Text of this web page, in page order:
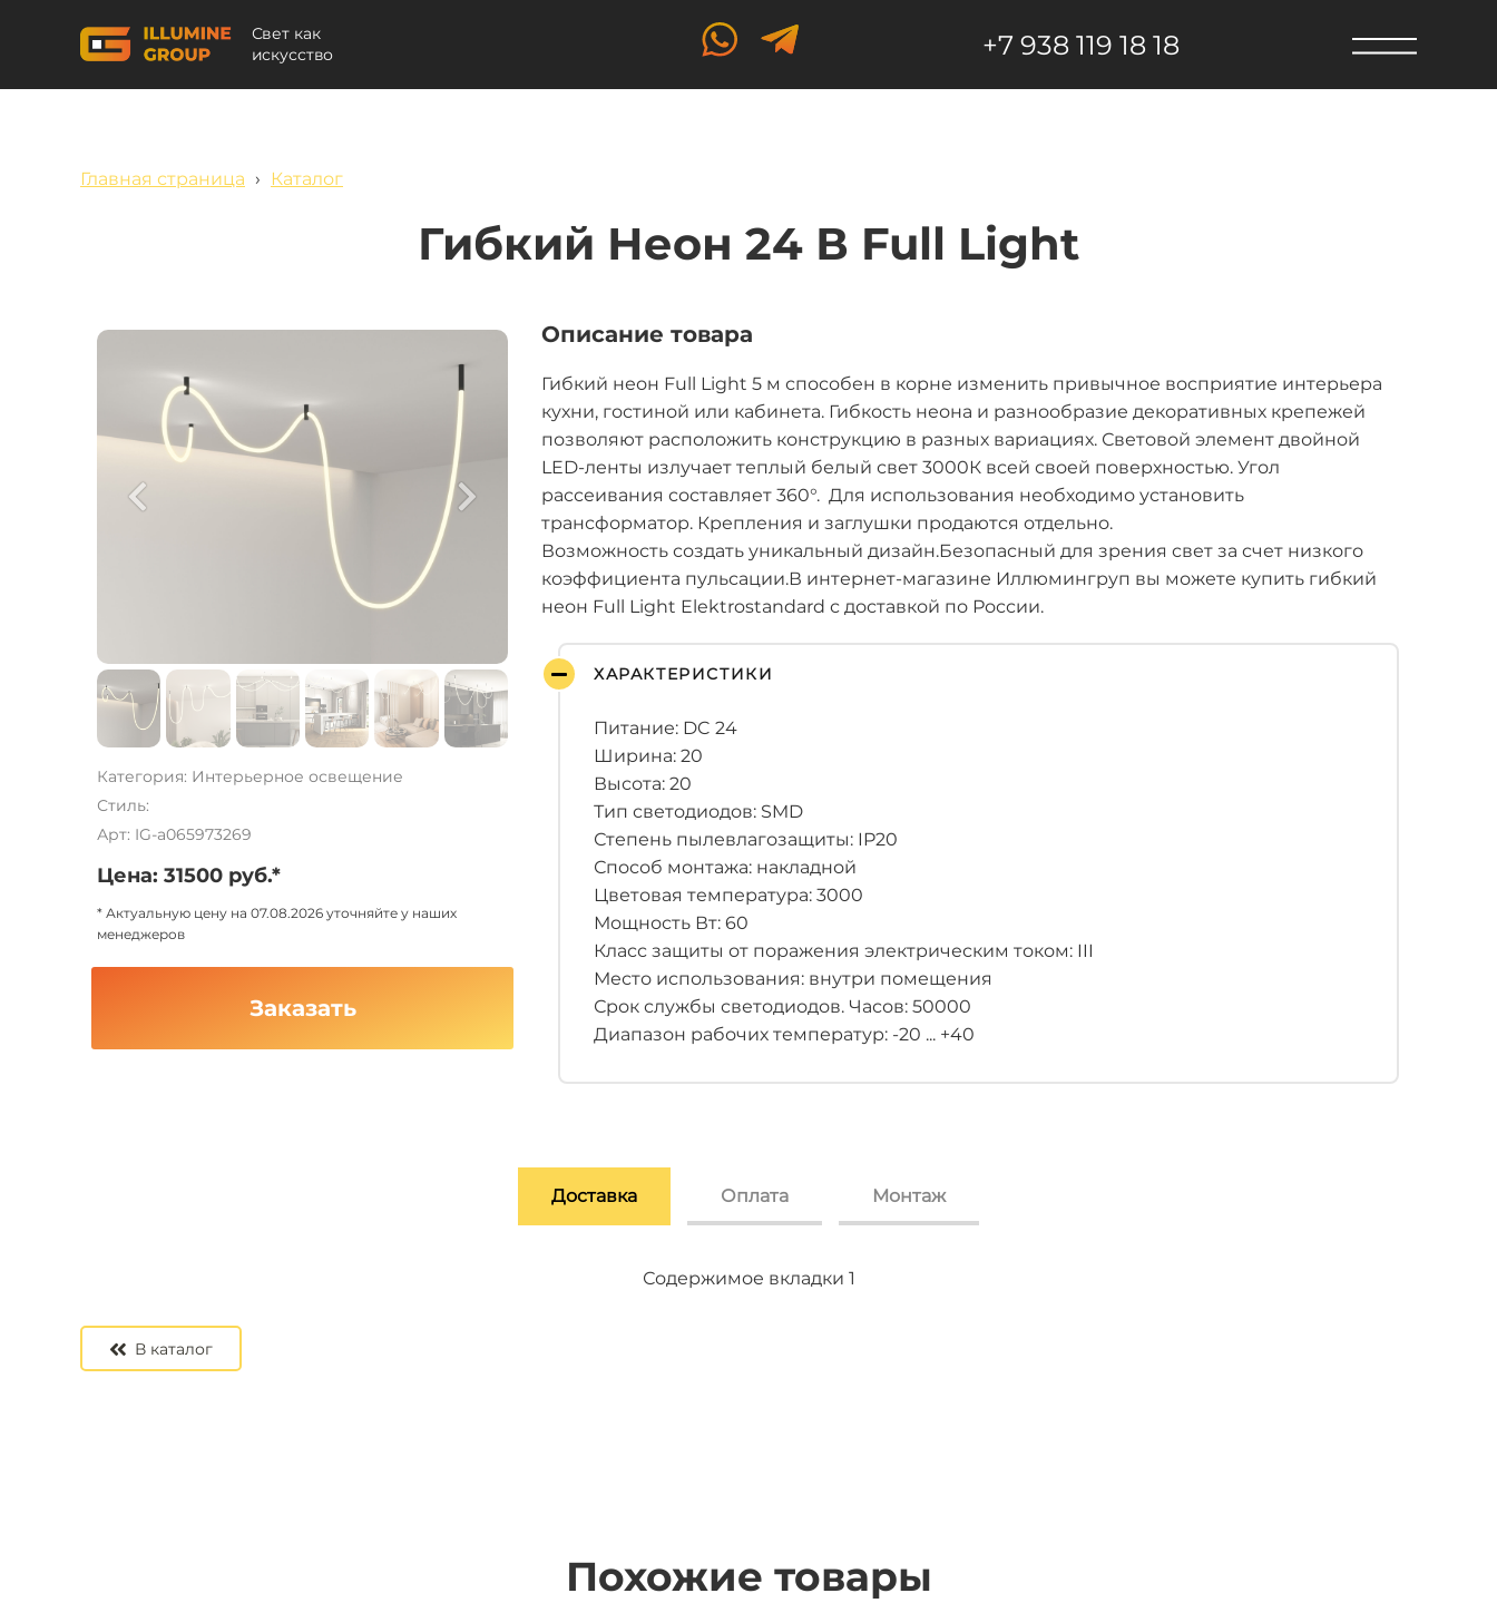
Свет как
искусство
+7 938 119 18 18
Главная страница › Каталог
Гибкий Неон 24 В Full Light
Категория: Интерьерное освещение
Стиль:
Арт: IG-a065973269
Цена: 31500 руб.*
* Актуальную цену на 07.08.2026 уточняйте у наших
менеджеров
Заказать
Описание товара
Гибкий неон Full Light 5 м способен в корне изменить привычное восприятие интерьера
кухни, гостиной или кабинета. Гибкость неона и разнообразие декоративных крепежей
позволяют расположить конструкцию в разных вариациях. Световой элемент двойной
LED-ленты излучает теплый белый свет 3000К всей своей поверхностью. Угол
рассеивания составляет 360°. Для использования необходимо установить
трансформатор. Крепления и заглушки продаются отдельно.
Возможность создать уникальный дизайн.Безопасный для зрения свет за счет низкого
коэффициента пульсации.В интернет-магазине Иллюмингруп вы можете купить гибкий
неон Full Light Elektrostandard с доставкой по России.
ХАРАКТЕРИСТИКИ
Питание: DC 24
Ширина: 20
Высота: 20
Тип светодиодов: SMD
Степень пылевлагозащиты: IP20
Способ монтажа: накладной
Цветовая температура: 3000
Мощность Вт: 60
Класс защиты от поражения электрическим током: III
Место использования: внутри помещения
Срок службы светодиодов. Часов: 50000
Диапазон рабочих температур: -20 ... +40
Доставка Оплата Монтаж
Содержимое вкладки 1
Содержимое вкладки 2
Содержимое вкладки 3
В каталог
Похожие товары